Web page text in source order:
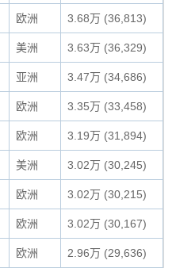
欧洲 3.68万 (36,813)
美洲 3.63万 (36,329)
亚洲 3.47万 (34,686)
欧洲 3.35万 (33,458)
欧洲 3.19万 (31,894)
美洲 3.02万 (30,245)
欧洲 3.02万 (30,215)
欧洲 3.02万 (30,167)
欧洲 2.96万 (29,636)